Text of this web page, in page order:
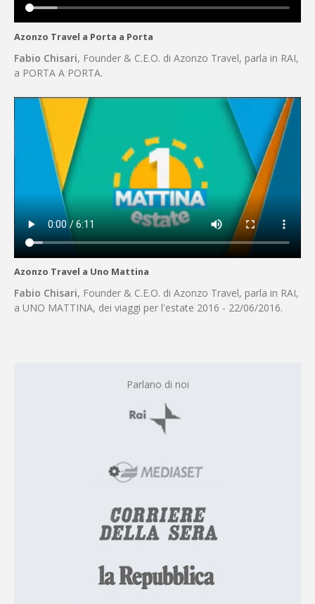
Azonzo Travel a Porta a Porta
Fabio Chisari, Founder & C.E.O. di Azonzo Travel, parla in RAI,
a PORTA A PORTA.
Azonzo Travel a Uno Mattina
Fabio Chisari, Founder & C.E.O. di Azonzo Travel, parla in RAI,
a UNO MATTINA, dei viaggi per l'estate 2016 - 22/06/2016.
Parlano di noi